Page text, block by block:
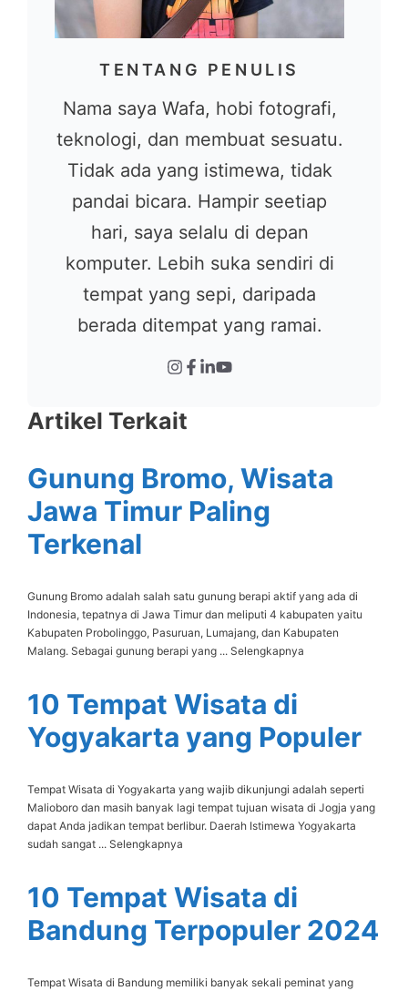
TENTANG PENULIS
Nama saya Wafa, hobi fotografi,
teknologi, dan membuat sesuatu.
Tidak ada yang istimewa, tidak
pandai bicara. Hampir seetiap
hari, saya selalu di depan
komputer. Lebih suka sendiri di
tempat yang sepi, daripada
berada ditempat yang ramai.
Artikel Terkait
Gunung Bromo, Wisata
Jawa Timur Paling
Terkenal
Gunung Bromo adalah salah satu gunung berapi aktif yang ada di
Indonesia, tepatnya di Jawa Timur dan meliputi 4 kabupaten yaitu
Kabupaten Probolinggo, Pasuruan, Lumajang, dan Kabupaten
Malang. Sebagai gunung berapi yang ... Selengkapnya
10 Tempat Wisata di
Yogyakarta yang Populer
Tempat Wisata di Yogyakarta yang wajib dikunjungi adalah seperti
Malioboro dan masih banyak lagi tempat tujuan wisata di Jogja yang
dapat Anda jadikan tempat berlibur. Daerah Istimewa Yogyakarta
sudah sangat ... Selengkapnya
10 Tempat Wisata di
Bandung Terpopuler 2024
Tempat Wisata di Bandung memiliki banyak sekali peminat yang